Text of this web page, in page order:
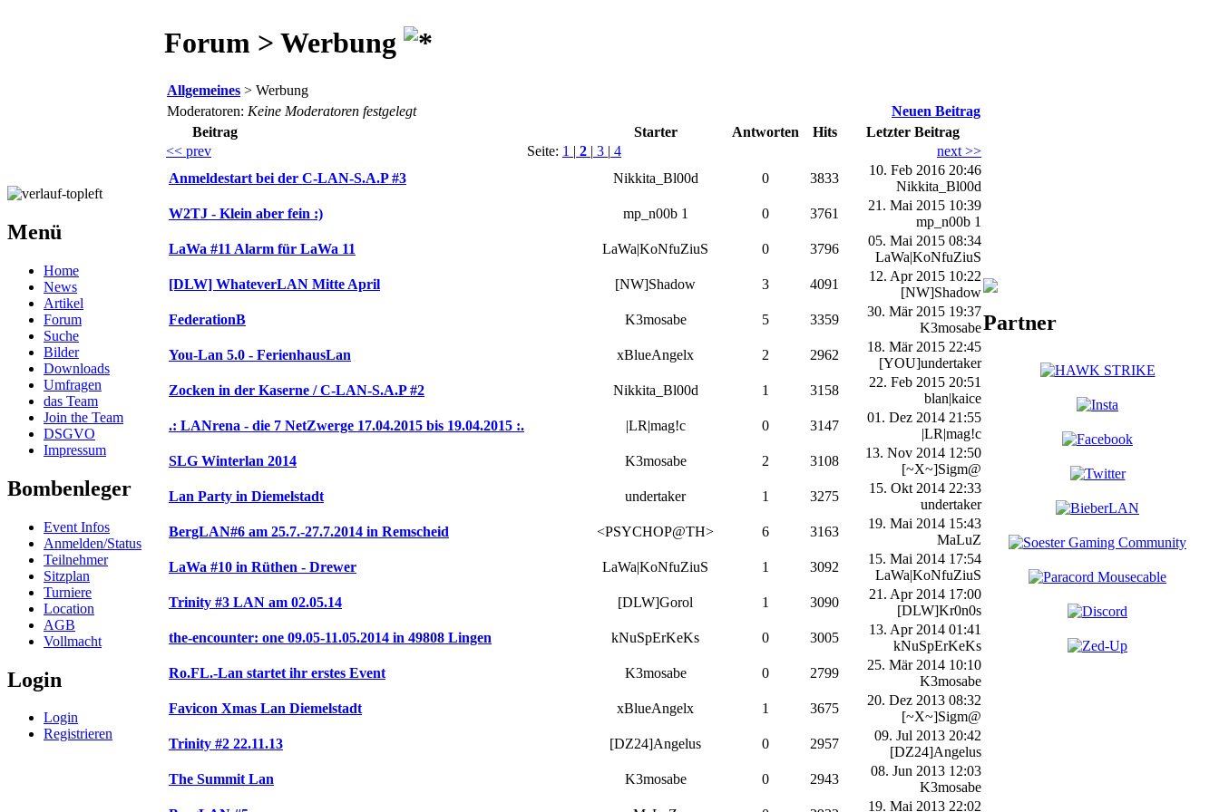
Menü
Home
News
Artikel
Forum
Suche
Bilder
Downloads
Umfragen
das Team
Join the Team
DSGVO
Impressum
Bombenleger
Event Infos
Anmelden/Status
Teilnehmer
Sitzplan
Turniere
Location
AGB
Vollmacht
Login
Login
Registrieren
Forum > Werbung
Allgemeines > Werbung
Moderatoren: Keine Moderatoren festgelegt
Neuen Beitrag
Beitrag
Starter Antworten Hits
Letzter Beitrag
<< prev
Seite: 1 | 2 | 3 | 4
next >>
Anmeldestart bei der C-LAN-S.A.P #3
Nikkita_Bl00d 0 3833
10. Feb 2016 20:46
Nikkita_Bl00d
W2TJ - Klein aber fein :)
mp_n00b 1 0 3761
21. Mai 2015 10:39
mp_n00b 1
LaWa #11 Alarm für LaWa 11
LaWa|KoNfuZiuS 0 3796
05. Mai 2015 08:34
LaWa|KoNfuZiuS
[DLW] WhateverLAN Mitte April
[NW]Shadow 3 4091
12. Apr 2015 10:22
[NW]Shadow
FederationB
K3mosabe 5 3359
30. Mär 2015 19:37
K3mosabe
You-Lan 5.0 - FerienhausLan
xBlueAngelx 2 2962
18. Mär 2015 22:45
[YOU]undertaker
Zocken in der Kaserne / C-LAN-S.A.P #2
Nikkita_Bl00d 1 3158
22. Feb 2015 20:51
blan|kaice
.: LANrena - die 7 NetZwerge 17.04.2015 bis 19.04.2015 :.
|LR|mag!c 0 3147
01. Dez 2014 21:55
|LR|mag!c
SLG Winterlan 2014
K3mosabe 2 3108
13. Nov 2014 12:50
[~X~]Sigm@
Lan Party in Diemelstadt
undertaker 1 3275
15. Okt 2014 22:33
undertaker
BergLAN#6 am 25.7.-27.7.2014 in Remscheid
<PSYCHOP@TH> 6 3163
19. Mai 2014 15:43
MaLuZ
LaWa #10 in Rüthen - Drewer
LaWa|KoNfuZiuS 1 3092
15. Mai 2014 17:54
LaWa|KoNfuZiuS
Trinity #3 LAN am 02.05.14
[DLW]Gorol 1 3090
21. Apr 2014 17:00
[DLW]Kr0n0s
the-encounter: one 09.05-11.05.2014 in 49808 Lingen
kNuSpErKeKs 0 3005
13. Apr 2014 01:41
kNuSpErKeKs
Ro.FL.-Lan startet ihr erstes Event
K3mosabe 0 2799
25. Mär 2014 10:10
K3mosabe
Favicon Xmas Lan Diemelstadt
xBlueAngelx 1 3675
20. Dez 2013 08:32
[~X~]Sigm@
Trinity #2 22.11.13
[DZ24]Angelus 0 2957
09. Jul 2013 20:42
[DZ24]Angelus
The Summit Lan
K3mosabe 0 2943
08. Jun 2013 12:03
K3mosabe
19. Mai 2013 22:02
Partner